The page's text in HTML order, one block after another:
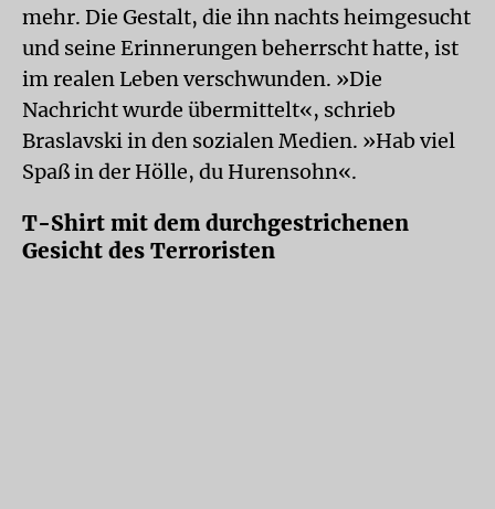
mehr. Die Gestalt, die ihn nachts heimgesucht
und seine Erinnerungen beherrscht hatte, ist
im realen Leben verschwunden. »Die
Nachricht wurde übermittelt«, schrieb
Braslavski in den sozialen Medien. »Hab viel
Spaß in der Hölle, du Hurensohn«.
T-Shirt mit dem durchgestrichenen
Gesicht des Terroristen